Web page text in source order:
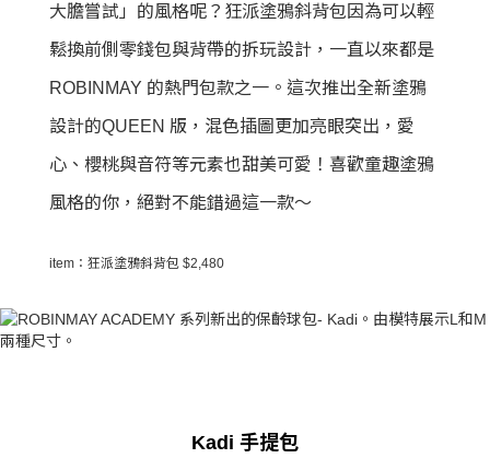
大膽嘗試」的風格呢？狂派塗鴉斜背包因為可以輕
鬆換前側零錢包與背帶的拆玩設計，一直以來都是
ROBINMAY 的熱門包款之一。這次推出全新塗鴉
設計的QUEEN 版，混色插圖更加亮眼突出，愛
心、櫻桃與音符等元素也甜美可愛！喜歡童趣塗鴉
風格的你，絕對不能錯過這一款～
item：狂派塗鴉斜背包 $2,480
Kadi 手提包